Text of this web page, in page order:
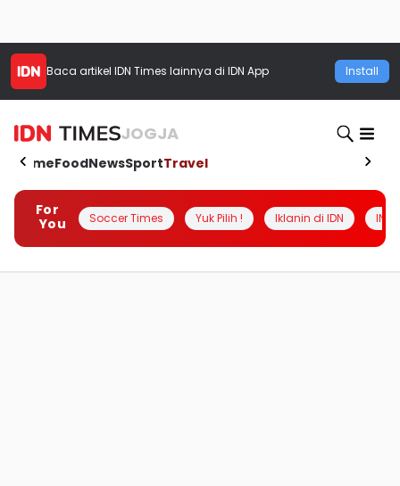
Baca artikel IDN Times lainnya di IDN App Install
JOGJA
HomeFoodNewsSportTravel
For
You
Soccer Times Yuk Pilih ! Iklanin di IDN